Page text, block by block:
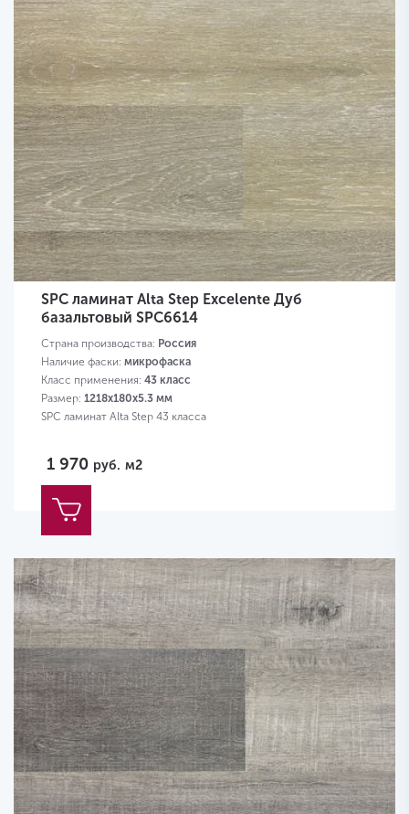
SPC ламинат Alta Step Excelente Дуб
базальтовый SPC6614
Страна производства: Россия
Наличие фаски: микрофаска
Класс применения: 43 класс
Размер: 1218х180х5.3 мм
SPC ламинат Alta Step 43 класса
1 970 руб. м2